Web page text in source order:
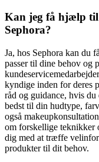
Kan jeg få hjælp til
Sephora?
Ja, hos Sephora kan du
passer til dine behov og
kyndige inden for deres
råd og guidance, hvis
bedst til din hudtype,
også
om forskellige teknikker
dig med at træffe
produkter til dit behov.